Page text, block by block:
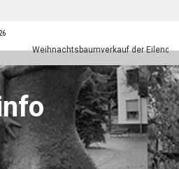
Weihnachtsbaumverkauf der Eilendorfer